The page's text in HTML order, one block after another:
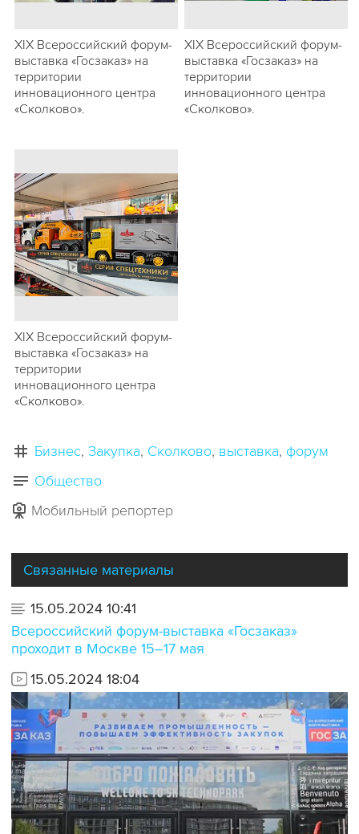
ХIХ Всероссийский форум-
выставка «Госзаказ» на
территории
инновационного центра
«Сколково».
ХIХ Всероссийский форум-
выставка «Госзаказ» на
территории
инновационного центра
«Сколково».
ХIХ Всероссийский форум-
выставка «Госзаказ» на
территории
инновационного центра
«Сколково».
Бизнес Закупка Сколково выставка форум
Общество
Мобильный репортер
Связанные материалы
15.05.2024 10:41
Всероссийский форум-выставка «Госзаказ»
проходит в Москве 15–17 мая
15.05.2024 18:04